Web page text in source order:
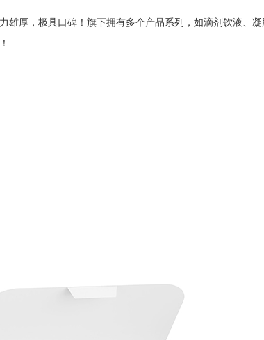
雄厚，极具口碑！旗下拥有多个产品系列，如滴剂饮液、